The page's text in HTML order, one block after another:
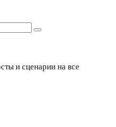
и сценарии на все